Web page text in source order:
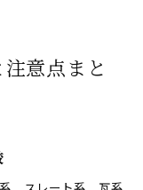
意点まと